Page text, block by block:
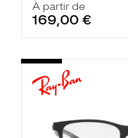
À partir de
169,00 €